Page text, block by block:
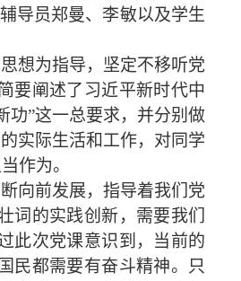
导员郑曼、李敏以及学生
想为指导，坚定不移听党
要阐述了习近平新时代中
功”这一总要求，并分别做
实际生活和工作，对同学
作为。
向前发展，指导着我们党
词的实践创新，需要我们
此次党课意识到，当前的
民都需要有奋斗精神。只